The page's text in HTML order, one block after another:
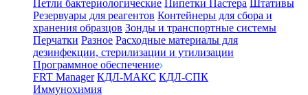
Петли бактериологические Пипетки Пастера Штативы
Резервуары для реагентов Контейнеры для сбора и
хранения образцов Зонды и транспортные системы
Перчатки Разное Расходные материалы для
дезинфекции, стерилизации и утилизации
Программное обеспечение
FRT Manager КДЛ-МАКС КДЛ-СПК
Иммунохимия